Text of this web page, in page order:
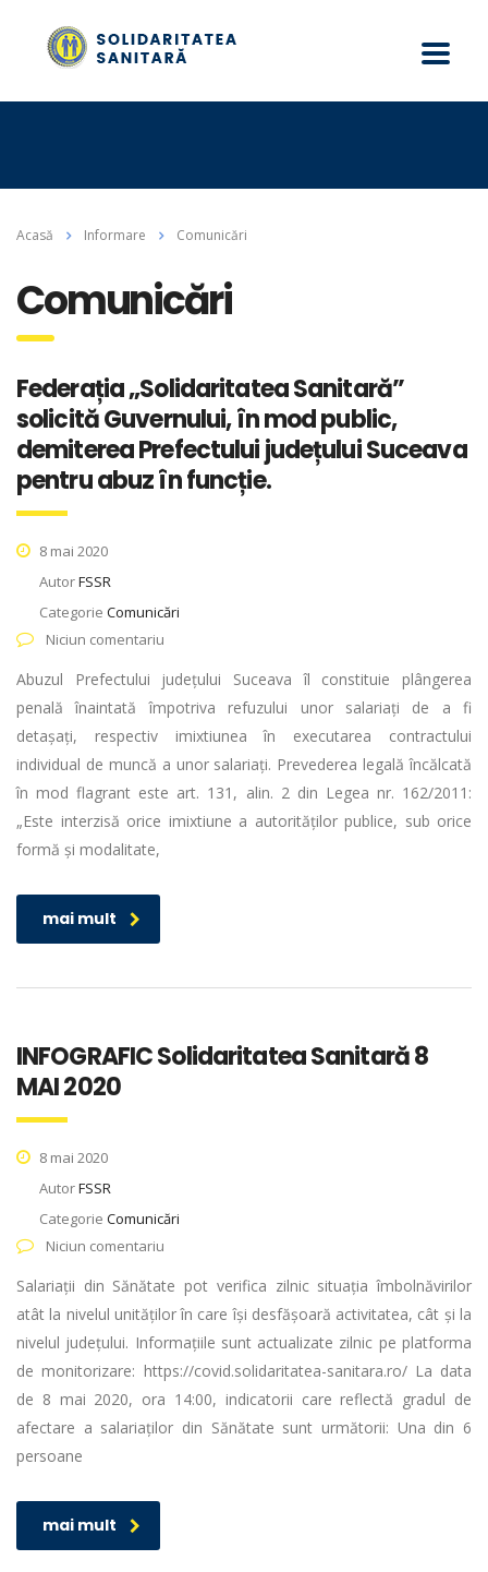
Acasă Informare Comunicări
Comunicări
Federația „Solidaritatea Sanitară”
solicită Guvernului, în mod public,
demiterea Prefectului județului Suceava
pentru abuz în funcție.
8 mai 2020
AutorFSSR
Categorie Comunicări
Niciun comentariu
Abuzul Prefectului județului Suceava îl constituie plângerea
penală înaintată împotriva refuzului unor salariați de a fi
detașați, respectiv imixtiunea în executarea contractului
individual de muncă a unor salariați. Prevederea legală încălcată
în mod flagrant este art. 131, alin. 2 din Legea nr. 162/2011:
„Este interzisă orice imixtiune a autorităţilor publice, sub orice
formă şi modalitate,
mai mult
INFOGRAFIC Solidaritatea Sanitară 8
MAI 2020
8 mai 2020
AutorFSSR
Categorie Comunicări
Niciun comentariu
Salariații din Sănătate pot verifica zilnic situația îmbolnăvirilor
atât la nivelul unităților în care își desfășoară activitatea, cât și la
nivelul județului. Informațiile sunt actualizate zilnic pe platforma
de monitorizare: https://covid.solidaritatea-sanitara.ro/ La data
de 8 mai 2020, ora 14:00, indicatorii care reflectă gradul de
afectare a salariaților din Sănătate sunt următorii: Una din 6
persoane
mai mult